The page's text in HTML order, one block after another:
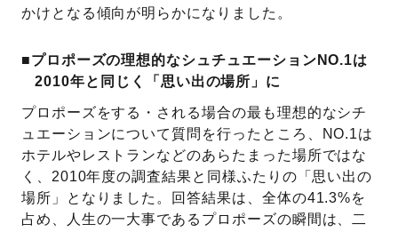
かけとなる傾向が明らかになりました。
■プロポーズの理想的なシュチュエーションNO.1は
2010年と同じく「思い出の場所」に
プロポーズをする・される場合の最も理想的なシチ
ュエーションについて質問を行ったところ、NO.1は
ホテルやレストランなどのあらたまった場所ではな
く、2010年度の調査結果と同様ふたりの「思い出の
場所」となりました。回答結果は、全体の41.3%を
占め、人生の一大事であるプロポーズの瞬間は、二